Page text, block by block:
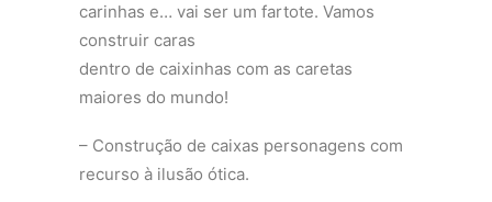
carinhas e… vai ser um fartote. Vamos
construir caras
dentro de caixinhas com as caretas
maiores do mundo!
– Construção de caixas personagens com
recurso à ilusão ótica.